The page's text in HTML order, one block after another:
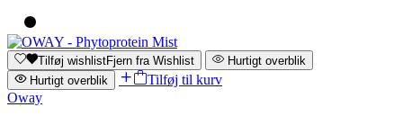
Tilføj wishlistFjern fra Wishlist
Hurtigt overblik
Hurtigt overblik
Tilføj til kurv
Oway